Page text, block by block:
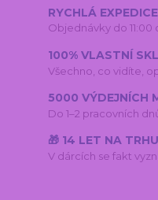
RYCHLÁ EXPEDICE
Objednávky do
100% VLASTNÍ
Všechno, co vidíte,
5000 VÝDEJNÍCH
Do 1–2 pracovních
🎁 14 LET NA TRHU
V dárcích se fakt